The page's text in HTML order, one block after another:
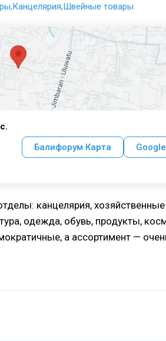
Канцелярия Швейные товары
Балифорум Карта
канцелярия,
одежда, обувь, продукты,
а ассортимент —